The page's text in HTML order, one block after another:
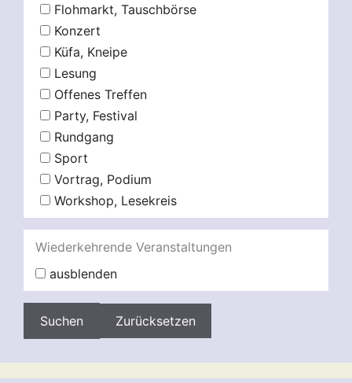
Flohmarkt, Tauschbörse
Konzert
Küfa, Kneipe
Lesung
Offenes Treffen
Party, Festival
Rundgang
Sport
Vortrag, Podium
Workshop, Lesekreis
Wiederkehrende Veranstaltungen
ausblenden
Zurücksetzen